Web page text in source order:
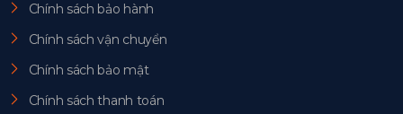
Chính sách bảo hành
Chính sách vận chuyển
Chính sách bảo mật
Chính sách thanh toán